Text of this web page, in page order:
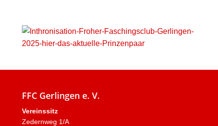
FFC Gerlingen e. V.
Vereinssitz
Zedernweg 1/A